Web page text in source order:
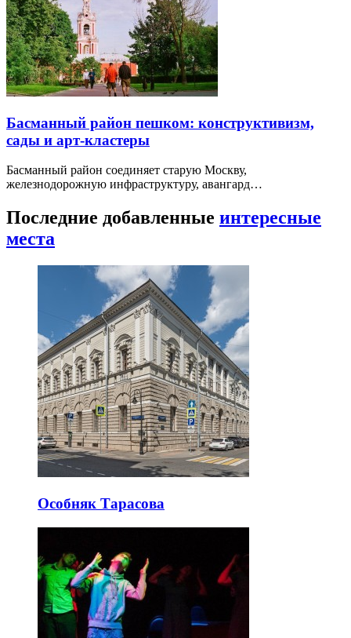
Басманный район пешком: конструктивизм,
сады и арт-кластеры
Басманный район соединяет старую Москву,
железнодорожную инфраструктуру, авангард…
Последние добавленные интересные
места
Особняк Тарасова